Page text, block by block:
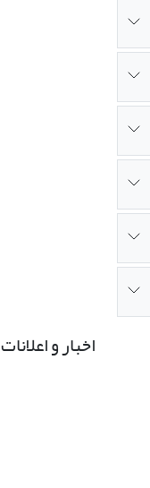
اخبار و اعلانات